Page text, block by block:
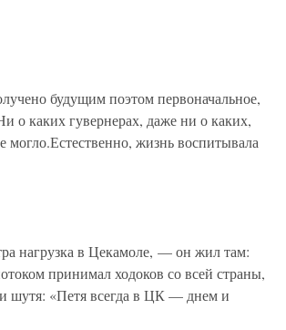
будущим поэтом первоначальное,
о каких гувернерах, даже ни о каких,
жизнь воспитывала
в Цекамоле, — он жил там:
принимал ходоков со всей страны,
шутя: «Петя всегда в ЦК — днем и